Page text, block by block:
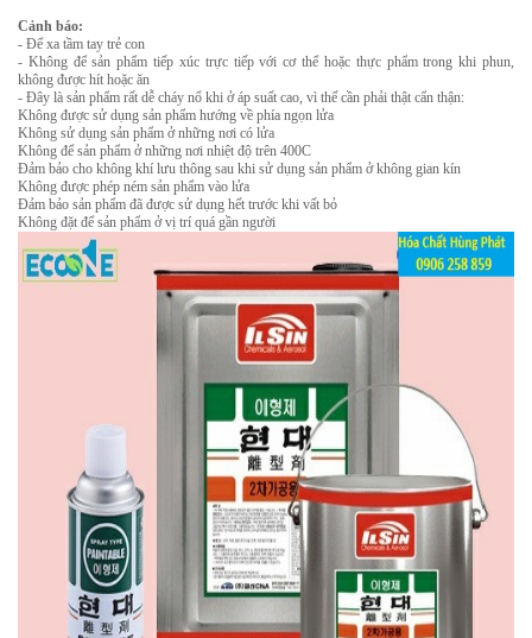
Cảnh báo:
- Để xa tầm tay trẻ con
- Không để sản phẩm tiếp xúc trực tiếp với cơ thể hoặc thực phẩm trong khi phun,
không được hít hoặc ăn
- Đây là sản phẩm rất dễ cháy nổ khi ở áp suất cao, vì thế cần phải thật cẩn thận:
Không được sử dụng sản phẩm hướng về phía ngọn lửa
Không sử dụng sản phẩm ở những nơi có lửa
Không để sản phẩm ở những nơi nhiệt độ trên 400C
Đảm bảo cho không khí lưu thông sau khi sử dụng sản phẩm ở không gian kín
Không được phép ném sản phẩm vào lửa
Đảm bảo sản phẩm đã được sử dụng hết trước khi vất bỏ
Không đặt để sản phẩm ở vị trí quá gần người